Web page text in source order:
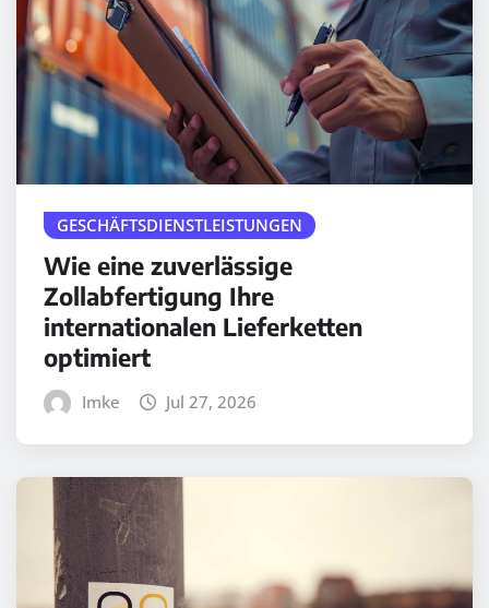
GESCHÄFTSDIENSTLEISTUNGEN
Wie eine zuverlässige
Zollabfertigung Ihre
internationalen Lieferketten
optimiert
Imke Jul 27, 2026